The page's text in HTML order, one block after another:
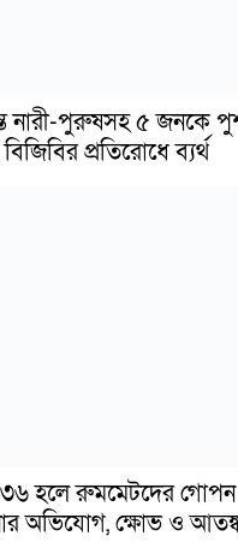
নারী-পুরুষসহ ৫ জনকে
প্রতিরোধে ব্যর্থ
হলে রুমমেটদের গোপন
অভিযোগ, ক্ষোভ ও আতঙ্ক